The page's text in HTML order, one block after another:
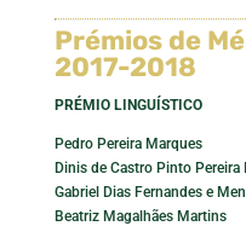
Prémios de
2017-2018
PRÉMIO LINGUÍSTICO
Pedro Pereira Marques
Dinis de Castro Pinto Pereira
Gabriel Dias Fernandes e
Beatriz Magalhães Martins